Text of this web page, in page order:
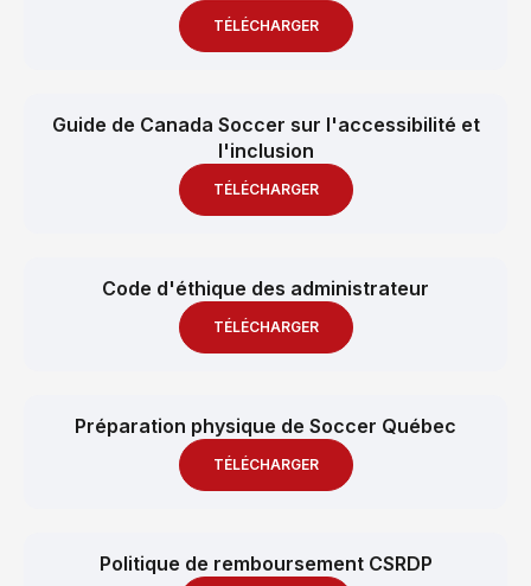
TÉLÉCHARGER
Guide de Canada Soccer sur l'accessibilité et
l'inclusion
TÉLÉCHARGER
Code d'éthique des administrateur
TÉLÉCHARGER
Préparation physique de Soccer Québec
TÉLÉCHARGER
Politique de remboursement CSRDP